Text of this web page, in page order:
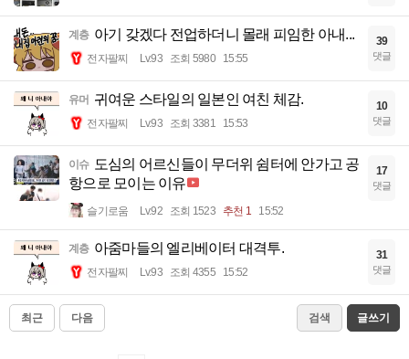
계층 아기 갖겠다 전업하더니 몰래 피임한 아내...
전자팔찌 Lv.93 조회 5980 15:55
39
댓글
유머 귀여운 스타일의 일본인 여친 체감.
전자팔찌 Lv.93 조회 3381 15:53
10
댓글
이슈 도심의 어르신들이 무더위 쉼터에 안가고 공
항으로 모이는 이유
슬기로움 Lv.92 조회 1523 추천 1 15:52
17
댓글
계층 아줌마들의 엘리베이터 대격투.
전자팔찌 Lv.93 조회 4355 15:52
31
댓글
최근 다음 검색 글쓰기